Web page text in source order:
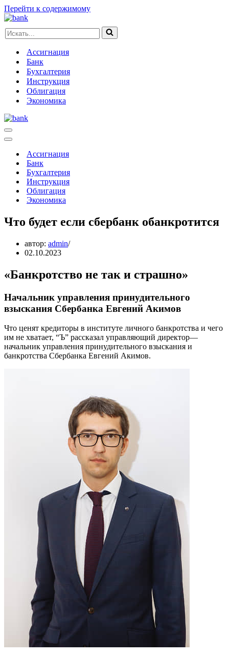
Перейти к содержимому
Искать...
Ассигнация
Банк
Бухгалтерия
Инструкция
Облигация
Экономика
Меню
навигации
Меню
навигацииАссигнация
Банк
Бухгалтерия
Инструкция
Облигация
Экономика
Что будет если сбербанк обанкротится
автор: admin
02.10.2023
«Банкротство не так и страшно»
Начальник управления принудительного
взыскания Сбербанка Евгений Акимов
Что ценят кредиторы в институте личного банкротства и чего
им не хватает, “Ъ” рассказал управляющий директор—
начальник управления принудительного взыскания и
банкротства Сбербанка Евгений Акимов.